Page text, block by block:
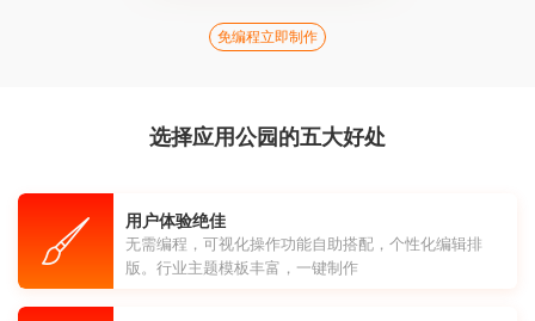
免编程立即制作
选择应用公园的五大好处
用户体验绝佳
无需编程，可视化操作功能自助搭配，个性化编辑排
版。行业主题模板丰富，一键制作